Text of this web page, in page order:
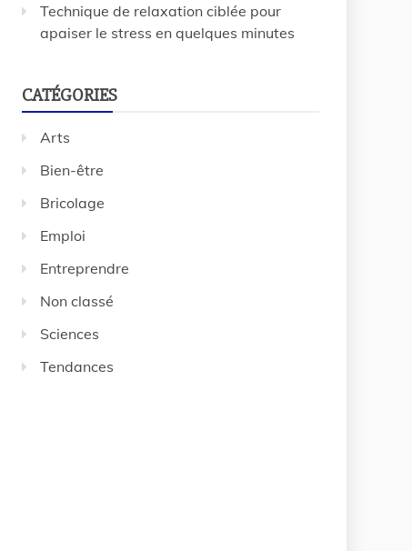
Technique de relaxation ciblée pour
apaiser le stress en quelques minutes
CATÉGORIES
Arts
Bien-être
Bricolage
Emploi
Entreprendre
Non classé
Sciences
Tendances